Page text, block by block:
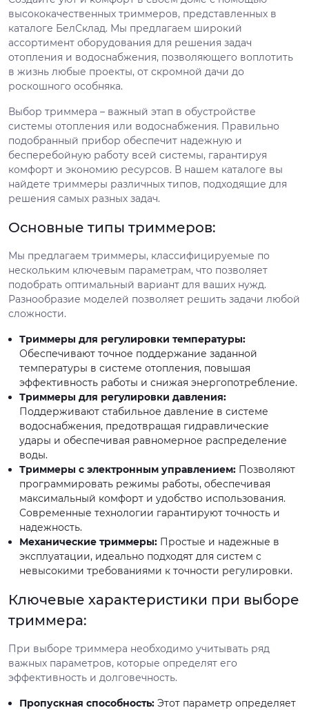
высококачественных триммеров, представленных в
каталоге БелСклад. Мы предлагаем широкий
ассортимент оборудования для решения задач
отопления и водоснабжения, позволяющего воплотить
в жизнь любые проекты, от скромной дачи до
роскошного особняка.
Выбор триммера – важный этап в обустройстве
системы отопления или водоснабжения. Правильно
подобранный прибор обеспечит надежную и
бесперебойную работу всей системы, гарантируя
комфорт и экономию ресурсов. В нашем каталоге вы
найдете триммеры различных типов, подходящие для
решения самых разных задач.
Основные типы триммеров:
Мы предлагаем триммеры, классифицируемые по
нескольким ключевым параметрам, что позволяет
подобрать оптимальный вариант для ваших нужд.
Разнообразие моделей позволяет решить задачи любой
сложности.
Триммеры для регулировки температуры:
Обеспечивают точное поддержание заданной
температуры в системе отопления, повышая
эффективность работы и снижая энергопотребление.
Триммеры для регулировки давления:
Поддерживают стабильное давление в системе
водоснабжения, предотвращая гидравлические
удары и обеспечивая равномерное распределение
воды.
Триммеры с электронным управлением: Позволяют
программировать режимы работы, обеспечивая
максимальный комфорт и удобство использования.
Современные технологии гарантируют точность и
надежность.
Механические триммеры: Простые и надежные в
эксплуатации, идеально подходят для систем с
невысокими требованиями к точности регулировки.
Ключевые характеристики при выборе
триммера:
При выборе триммера необходимо учитывать ряд
важных параметров, которые определят его
эффективность и долговечность.
Пропускная способность: Этот параметр определяет